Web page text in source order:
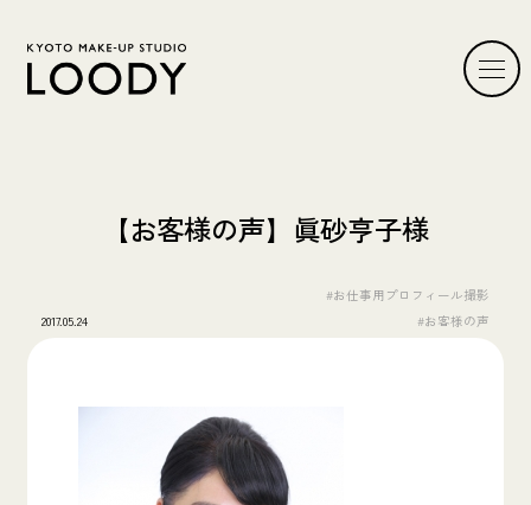
【お客様の声】眞砂亨子様
2017.05.24
#お仕事用プロフィール撮影
#お客様の声